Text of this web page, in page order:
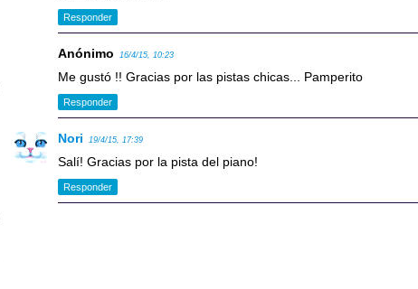
Responder
Anónimo 16/4/15, 10:23
Me gustó !! Gracias por las pistas chicas... Pamperito
Responder
Nori 19/4/15, 17:39
Salí! Gracias por la pista del piano!
Responder